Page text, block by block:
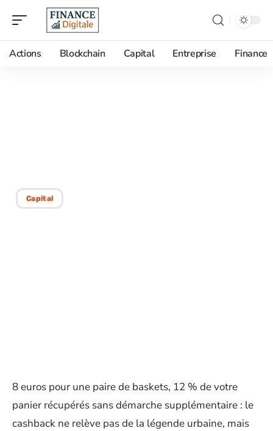
Actions Blockchain Capital Entreprise Finance
Capital
8 euros pour une paire de baskets, 12 % de votre
panier récupérés sans démarche supplémentaire : le
cashback ne relève pas de la légende urbaine, mais